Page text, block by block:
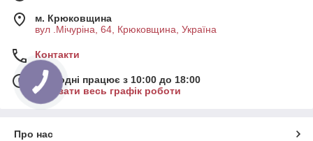
м. Крюковщина
вул .Мічуріна, 64, Крюковщина, Україна
Контакти
Сьогодні працює з 10:00 до 18:00
Показати весь графік роботи
Про нас